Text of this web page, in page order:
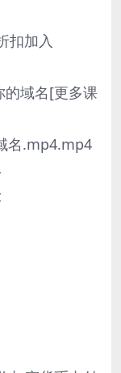
加入
域名[更多课
.mp4.mp4